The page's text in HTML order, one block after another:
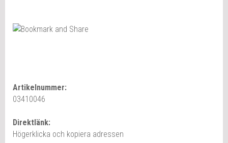
Artikelnummer:
03410046
Direktlänk:
Högerklicka och kopiera adressen